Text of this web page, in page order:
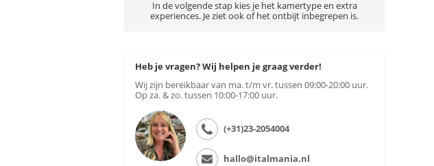
In de volgende stap kies je het kamertype en extra
experiences. Je ziet ook of het ontbijt inbegrepen is.
Heb je vragen? Wij helpen je graag verder!
Wij zijn bereikbaar van ma. t/m vr. tussen 09:00-20:00 uur.
Op za. & zo. tussen 10:00-17:00 uur.
(+31)23-2054004
hallo@italmania.nl